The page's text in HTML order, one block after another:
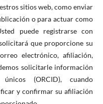
sitios web, como enviar
o para actuar como
puede registrarse con
que proporcione su
electrónico, afiliación,
solicitarle información
(ORCID), cuando
y confirmar su afiliación